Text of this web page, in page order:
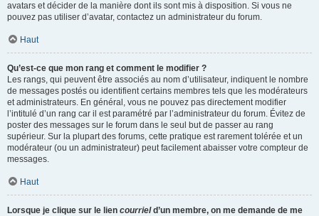
avatars et décider de la manière dont ils sont mis à disposition. Si vous ne
pouvez pas utiliser d’avatar, contactez un administrateur du forum.
Haut
Qu’est-ce que mon rang et comment le modifier ?
Les rangs, qui peuvent être associés au nom d’utilisateur, indiquent le nombre
de messages postés ou identifient certains membres tels que les modérateurs
et administrateurs. En général, vous ne pouvez pas directement modifier
l’intitulé d’un rang car il est paramétré par l’administrateur du forum. Évitez de
poster des messages sur le forum dans le seul but de passer au rang
supérieur. Sur la plupart des forums, cette pratique est rarement tolérée et un
modérateur (ou un administrateur) peut facilement abaisser votre compteur de
messages.
Haut
Lorsque je clique sur le lien courrield’un membre, on me demande de me